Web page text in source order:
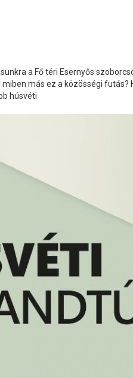
a Fő téri Esernyős
más ez a közösségi
húsvéti